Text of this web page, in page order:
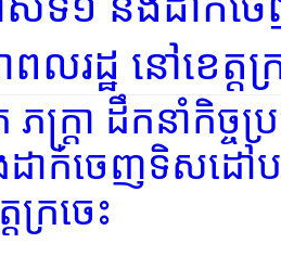
ភក្ត្រា ដឹកនាំកិច្
ក់ចេញទិសដៅបន្ត
ក្រចេះ